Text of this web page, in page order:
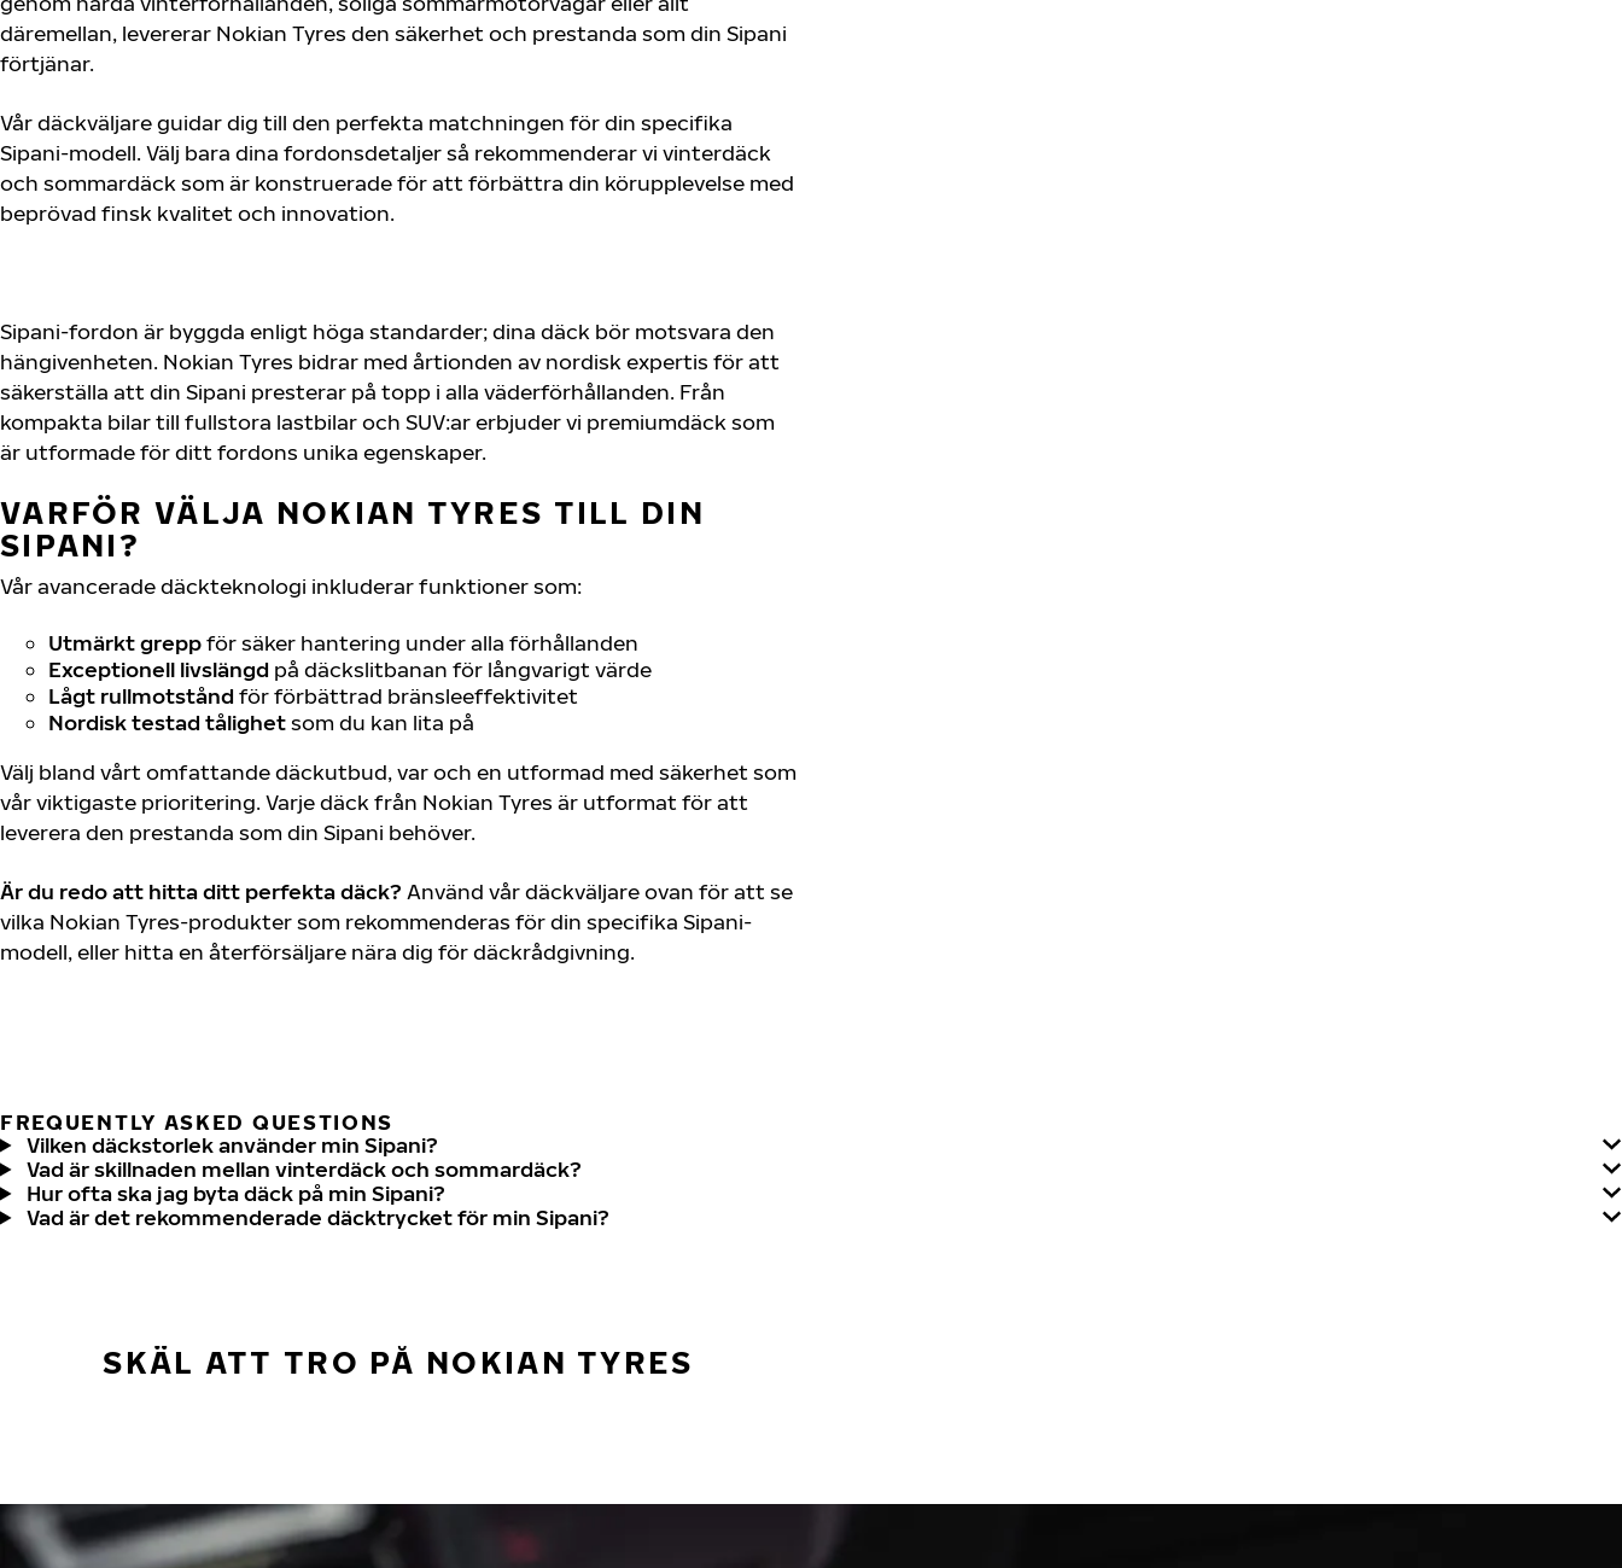
däremellan, levererar Nokian Tyres den säkerhet och prestanda som din Sipani
förtjänar.
Vår däckväljare guidar dig till den perfekta matchningen för din specifika
Sipani-modell. Välj bara dina fordonsdetaljer så rekommenderar vi vinterdäck
och sommardäck som är konstruerade för att förbättra din körupplevelse med
beprövad finsk kvalitet och innovation.
Sipani-fordon är byggda enligt höga standarder; dina däck bör motsvara den
hängivenheten. Nokian Tyres bidrar med årtionden av nordisk expertis för att
säkerställa att din Sipani presterar på topp i alla väderförhållanden. Från
kompakta bilar till fullstora lastbilar och SUV:ar erbjuder vi premiumdäck som
är utformade för ditt fordons unika egenskaper.
VARFÖR VÄLJA NOKIAN TYRES TILL DIN
SIPANI?
Vår avancerade däckteknologi inkluderar funktioner som:
Utmärkt greppför säker hantering under alla förhållanden
Exceptionell livslängd på däckslitbanan för långvarigt värde
Lågt rullmotstånd för förbättrad bränsleeffektivitet
Nordisk testad tålighetsom du kan lita på
Välj bland vårt omfattande däckutbud, var och en utformad med säkerhet som
vår viktigaste prioritering. Varje däck från Nokian Tyres är utformat för att
leverera den prestanda som din Sipani behöver.
Är du redo att hitta ditt perfekta däck? Använd vår däckväljare ovan för att se
vilka Nokian Tyres-produkter som rekommenderas för din specifika Sipani-
modell, eller hitta en återförsäljare nära dig för däckrådgivning.
FREQUENTLY ASKED QUESTIONS
Vilken däckstorlek använder min Sipani?
Vad är skillnaden mellan vinterdäck och sommardäck?
Hur ofta ska jag byta däck på min Sipani?
Vad är det rekommenderade däcktrycket för min Sipani?
SKÄL ATT TRO PÅ NOKIAN TYRES